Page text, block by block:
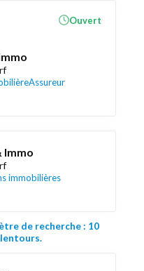
Assureur
Ouvert
Immo
immobilières
de recherche : 10